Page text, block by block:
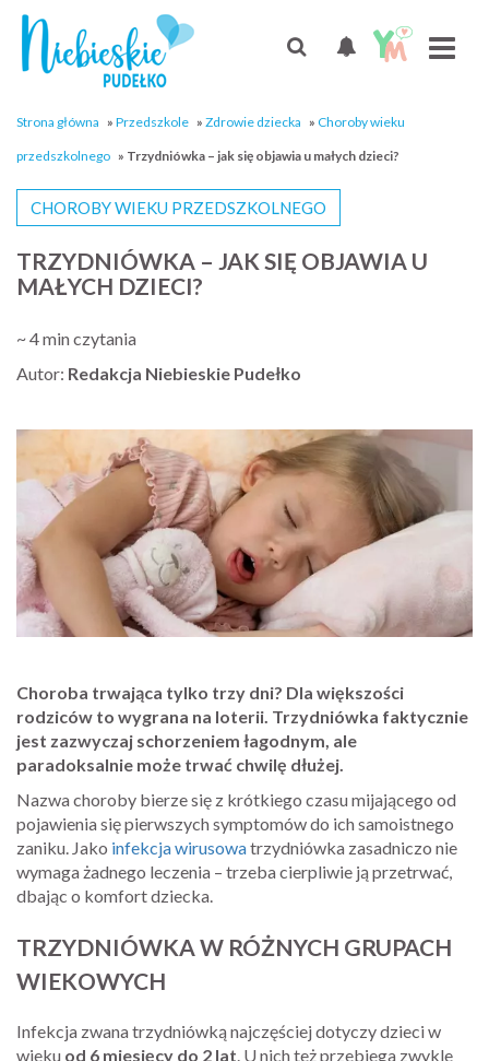
Strona główna » Przedszkole » Zdrowie dziecka » Choroby wieku
przedszkolnego » Trzydniówka – jak się objawia u małych dzieci?
TRZYDNIÓWKA – JAK SIĘ OBJAWIA U
MAŁYCH DZIECI?
CHOROBY WIEKU PRZEDSZKOLNEGO
~ 4 min czytania
Autor: Redakcja Niebieskie Pudełko
Choroba trwająca tylko trzy dni? Dla większości
rodziców to wygrana na loterii. Trzydniówka faktycznie
jest zazwyczaj schorzeniem łagodnym, ale
paradoksalnie może trwać chwilę dłużej.
Nazwa choroby bierze się z krótkiego czasu mijającego od
pojawienia się pierwszych symptomów do ich samoistnego
zaniku. Jako infekcja wirusowatrzydniówka zasadniczo nie
wymaga żadnego leczenia – trzeba cierpliwie ją przetrwać,
dbając o komfort dziecka.
TRZYDNIÓWKA W RÓŻNYCH GRUPACH
WIEKOWYCH
Infekcja zwana trzydniówką najczęściej dotyczy dzieci w
wieku od 6 miesięcy do 2 lat . U nich też przebiega zwykle